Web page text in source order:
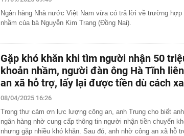
Ngân hàng Nhà nước Việt Nam vừa có trả lời về trường hợp
nhầm của bà Nguyễn Kim Trang (Đồng Nai).
Gặp khó khăn khi tìm người nhận 50
khoản nhầm, người đàn ông Hà Tĩnh
an xã hỗ trợ, lấy lại được tiền dù cách
08/04/2025 16:26
Trong thư cảm ơn lực lượng công an, anh Trung cho biết
ngân hàng nhờ cung cấp thông tin người nhận tiền chuyển
nhưng gặp nhiều khó khăn. Sau đó, anh nhờ công an xã hỗ